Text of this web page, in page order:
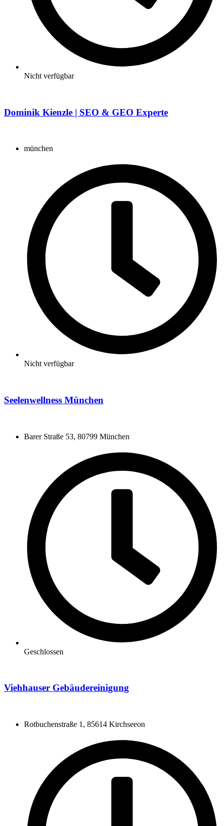
Nicht verfügbar
Dominik Kienzle | SEO & GEO Experte
münchen
Nicht verfügbar
Seelenwellness München
Barer Straße 53, 80799 München
Geschlossen
Viehhauser Gebäudereinigung
Rotbuchenstraße 1, 85614 Kirchseeon